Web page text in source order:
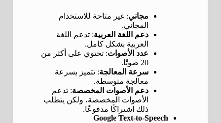
مجاني: غير متاحة للاستخدام
المجاني.
دعم اللغة العربية: تدعم اللغة
العربية بشكل كامل.
عدد الأصوات: تحتوي على أكثر من
20 صوتًا.
سرعة المعالجة: تتميز بسرعة
معالجة متوسطة.
دعم الأصوات المخصصة: تدعم
الأصوات المخصصة، ولكن يتطلب
ذلك اشتراكًا مدفوعًا.
Google Text-to-Speech